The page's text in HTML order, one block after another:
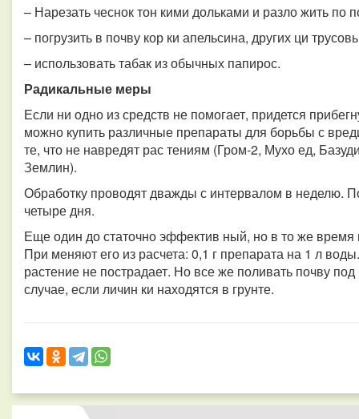
– Нарезать чеснок тон кими дольками и разло жить по
– погрузить в почву кор ки апельсина, других ци
– использовать табак из обычных папирос.
Радикальные меры
Если ни одно из средств не помогает, придется
можно купить различные препараты для борьбы с
те, что не навредят рас тениям (Гром-2, Мухо ед,
Землин).
Обработку проводят дважды с интервалом в неделю.
четыре дня.
Еще один до статочно эффектив ный, но в то же
При меняют его из расчета: 0,1 г препарата на 1 л
растение не пострадает. Но все же поливать почву
случае, если личин ки находятся в грунте.